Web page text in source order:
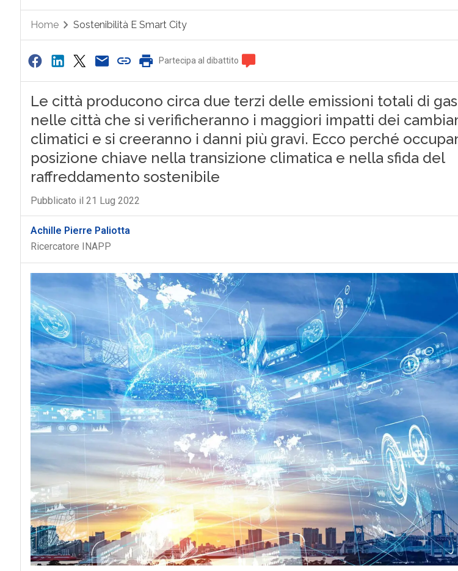
Home Sostenibilità E Smart City
Partecipa al dibattito
Le città producono circa due terzi delle emissioni totali di
nelle città che si verificheranno i maggiori impatti dei
climatici e si creeranno i danni più gravi. Ecco perché
posizione chiave nella transizione climatica e nella sfida del
raffreddamento sostenibile
Pubblicato il 21 Lug 2022
Achille Pierre Paliotta
Ricercatore INAPP